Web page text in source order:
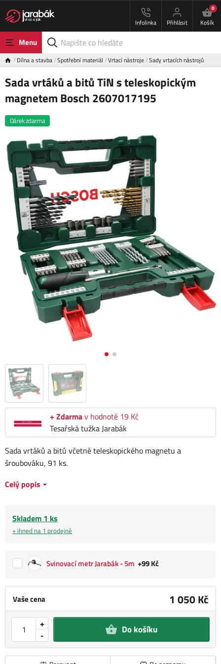
Infolinka Přihlásit
0
Košík
Menu
Dílna a stavba Spotřební materiál Vrtací nástroje Sady vrtacích nástrojů
Sada vrtáků a bitů TiN s teleskopickým
magnetem Bosch 2607017195
Dárek zdarma
+ Zdarmav hodnotě 19 Kč
Tesařská tužka Jarabák
Vaše cena 1 050 Kč
-
+ Do košíku
Sada vrtáků a bitů včetně teleskopického magnetu a
šroubováku, 91 ks.
Celý popis
Skladem 1 ks
+ ihned na 1 prodejně
Svinovací metr Jarabák - 5m +99 Kč